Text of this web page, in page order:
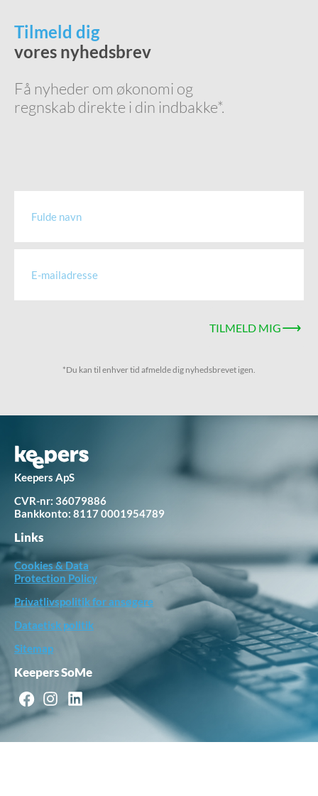
Tilmeld dig
vores nyhedsbrev
Få nyheder om økonomi og
regnskab direkte i din indbakke*.
TILMELD MIG
*Du kan til enhver tid afmelde dig nyhedsbrevet igen.
Keepers ApS
CVR-nr: 36079886
Bankkonto: 8117 0001954789
Links
Cookies & Data
Protection Policy
Privatlivspolitik for ansøgere
Dataetisk politik
Sitemap
Keepers SoMe